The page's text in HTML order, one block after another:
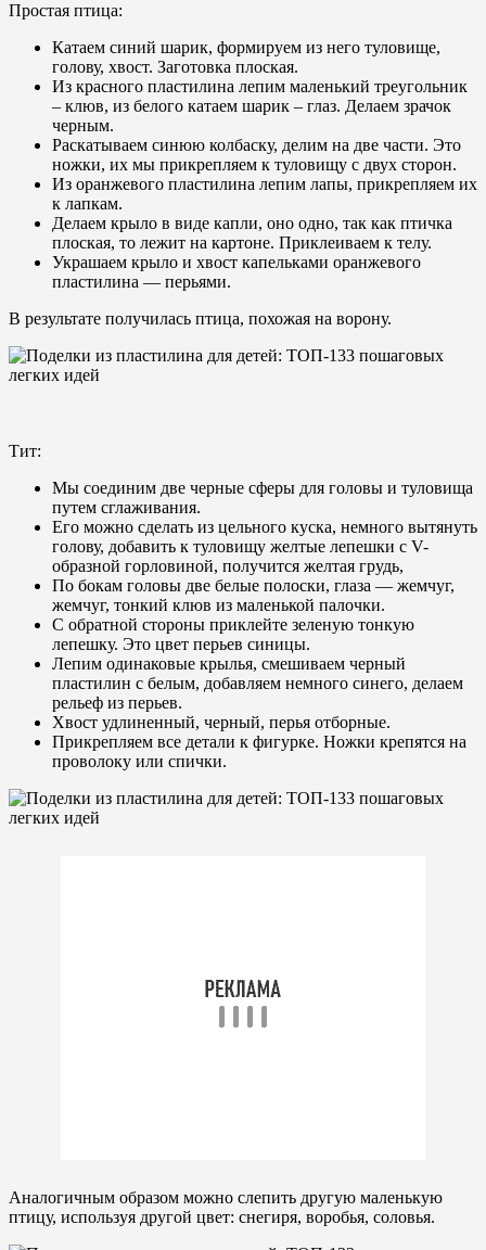
Простая птица:
Катаем синий шарик, формируем из него туловище,
голову, хвост. Заготовка плоская.
Из красного пластилина лепим маленький треугольник
– клюв, из белого катаем шарик – глаз. Делаем зрачок
черным.
Раскатываем синюю колбаску, делим на две части. Это
ножки, их мы прикрепляем к туловищу с двух сторон.
Из оранжевого пластилина лепим лапы, прикрепляем их
к лапкам.
Делаем крыло в виде капли, оно одно, так как птичка
плоская, то лежит на картоне. Приклеиваем к телу.
Украшаем крыло и хвост капельками оранжевого
пластилина — перьями.
В результате получилась птица, похожая на ворону.
Тит:
Мы соединим две черные сферы для головы и туловища
путем сглаживания.
Его можно сделать из цельного куска, немного вытянуть
голову, добавить к туловищу желтые лепешки с V-
образной горловиной, получится желтая грудь,
По бокам головы две белые полоски, глаза — жемчуг,
жемчуг, тонкий клюв из маленькой палочки.
С обратной стороны приклейте зеленую тонкую
лепешку. Это цвет перьев синицы.
Лепим одинаковые крылья, смешиваем черный
пластилин с белым, добавляем немного синего, делаем
рельеф из перьев.
Хвост удлиненный, черный, перья отборные.
Прикрепляем все детали к фигурке. Ножки крепятся на
проволоку или спички.
Аналогичным образом можно слепить другую маленькую
птицу, используя другой цвет: снегиря, воробья, соловья.